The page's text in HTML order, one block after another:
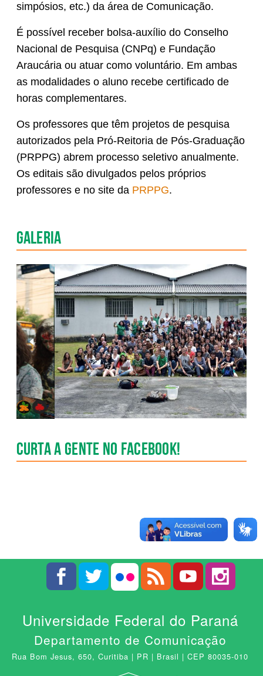
simpósios, etc.) da área de Comunicação.
É possível receber bolsa-auxílio do Conselho
Nacional de Pesquisa (CNPq) e Fundação
Araucária ou atuar como voluntário. Em ambas
as modalidades o aluno recebe certificado de
horas complementares.
Os professores que têm projetos de pesquisa
autorizados pela Pró-Reitoria de Pós-Graduação
(PRPPG) abrem processo seletivo anualmente.
Os editais são divulgados pelos próprios
professores e no site da PRPPG.
Galeria
Anterior
Slide
Slide
Curta a gente no Facebook!
Universidade Federal do Paraná
Departamento de Comunicação
Rua Bom Jesus, 650, Curitiba | PR | Brasil | CEP 80035-010